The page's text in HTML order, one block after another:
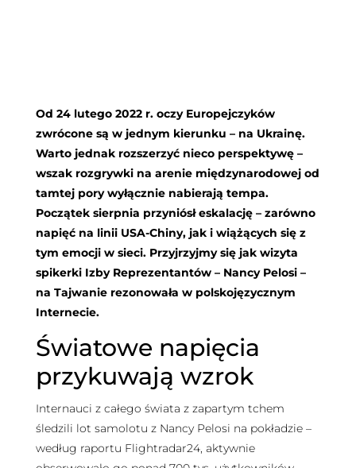
Od 24 lutego 2022 r. oczy Europejczyków
zwrócone są w jednym kierunku – na Ukrainę.
Warto jednak rozszerzyć nieco perspektywę –
wszak rozgrywki na arenie międzynarodowej od
tamtej pory wyłącznie nabierają tempa.
Początek sierpnia przyniósł eskalację – zarówno
napięć na linii USA-Chiny, jak i wiążących się z
tym emocji w sieci. Przyjrzyjmy się jak wizyta
spikerki Izby Reprezentantów – Nancy Pelosi –
na Tajwanie rezonowała w polskojęzycznym
Internecie.
Światowe napięcia
przykuwają wzrok
Internauci z całego świata z zapartym tchem
śledzili lot samolotu z Nancy Pelosi na pokładzie –
według raportu Flightradar24, aktywnie